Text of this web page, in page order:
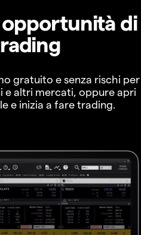
di
gratuito e senza rischi per
e altri mercati, oppure apri
e inizia a fare trading.